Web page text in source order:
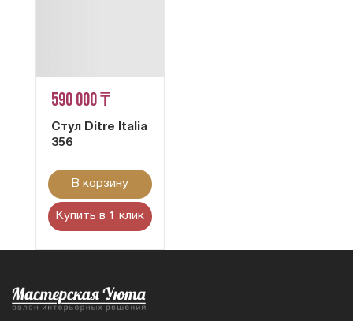
590 000 ₸
Стул Ditre Italia
356
В корзину
Купить в 1 клик